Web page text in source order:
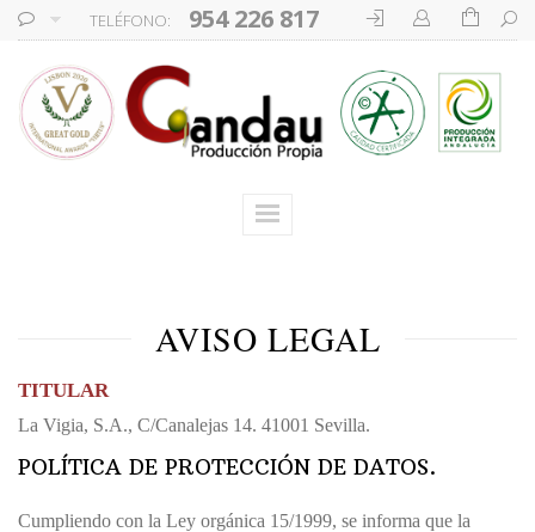
TELÉFONO: 954 226 817
AVISO LEGAL
TITULAR
La Vigia, S.A., C/Canalejas 14. 41001 Sevilla.
POLÍTICA DE PROTECCIÓN DE DATOS.
Cumpliendo con la Ley orgánica 15/1999, se informa que la